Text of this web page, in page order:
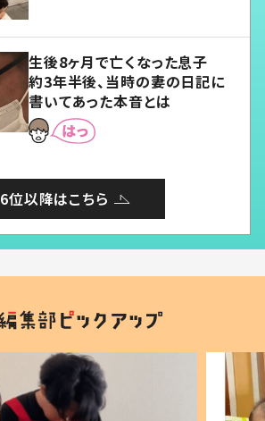
生後8ヶ月で亡くなった息子
約3年半後、当時の妻の日記に
書いてあった本音とは
6位以降はこちら